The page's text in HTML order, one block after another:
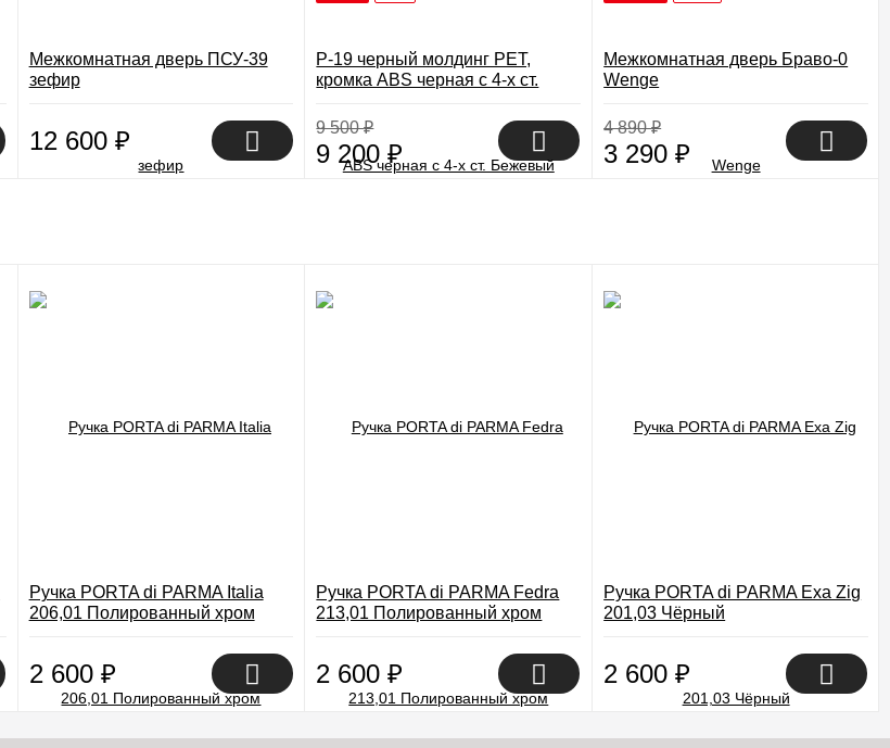
Межкомнатная дверь ПСУ-39
зефир
12 600 ₽
P-19 черный молдинг PET,
кромка ABS черная c 4-х ст.
9 500₽
9 200₽
Межкомнатная дверь Браво-0
Wenge
4 890₽
3 290₽
Ручка PORTA di PARMA Italia
206,01 Полированный хром
2 600 ₽
Ручка PORTA di PARMA Fedra
213,01 Полированный хром
2 600₽
Ручка PORTA di PARMA Exa Zig
201,03 Чёрный
2 600₽